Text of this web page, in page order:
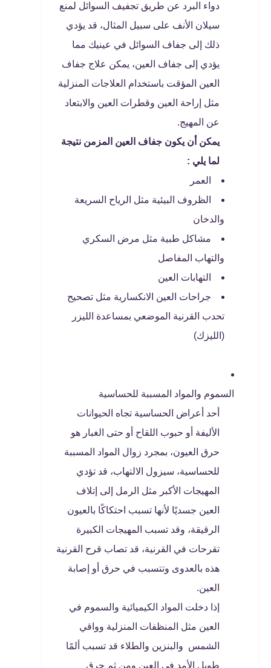
دواء البرد عن طريق تجفيف السوائل لمنع
سيلان الأنف على سبيل المثال، قد يؤدي
ذلك إلى جفاف السوائل في عينيك مما
يؤدي إلى جفاف العين، يمكن علاج جفاف
العين المؤقت باستخدام العلاجات المنزلية
مثل إراحة العين وقطرات العين والابتعاد
عن المهيج.
يمكن أن يكون جفاف العين المزمن نتيجة
لما يلي :
العمر
الظروف البيئية مثل الرياح السريعة
والدخان
مشاكل طبية مثل مرض السكري
والتهاب المفاصل
التهابات العين
جراحات العين الانكسارية مثل تصحيح
تحدب القرنية الموضعي بمساعدة الليزر
(الليزك)
السموم والمواد المسببة للحساسية
أحد أعراض الحساسية تجاه الحيوانات
الأليفة أو حبوب اللقاح أو حتى الغبار هو
حرق العيون، بمجرد زوال المواد المسببة
للحساسية، سيزول الالتهاب، قد تؤدي
المهيجات الأكبر مثل الرمل إلى إتلاف
العين جسديًا لأنها تسبب احتكاكًا بالعيون
الرقيقة، وقد تسبب المهيجات الكبيرة
تقرحات في القرنية، قد تصاب قرح القرنية
هذه بالعدوى وتتسبب في حرق أو إصابة
العين.
إذا دخلت المواد الكيميائية والسموم في
العين مثل المنظفات المنزلية وواقي
الشمس والبنزين والطلاء قد تسبب ألمًا
طويل الأمد في العين ومن ثم حرق